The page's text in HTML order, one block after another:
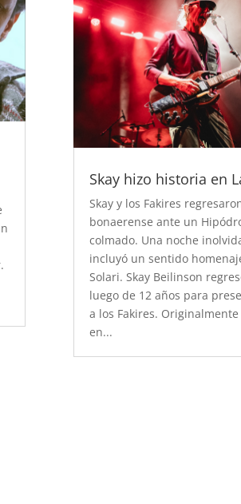
Skay hizo historia en
Skay y los Fakires
bonaerense ante un
colmado. Una noche
incluyó un sentido
Solari. Skay Beilinson
luego de 12 años para
a los Fakires.
en...